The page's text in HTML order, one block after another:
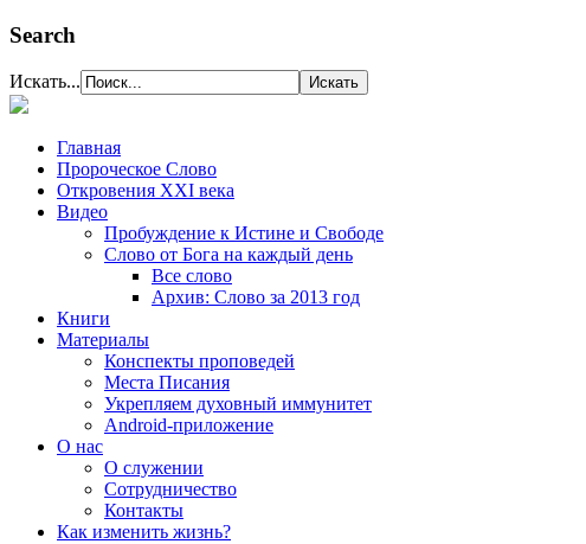
Search
Искать...
Главная
Пророческое Слово
Откровения ХХІ века
Видео
Пробуждение к Истине и Свободе
Слово от Бога на каждый день
Все слово
Архив: Слово за 2013 год
Книги
Материалы
Конспекты проповедей
Места Писания
Укрепляем духовный иммунитет
Android-приложение
О нас
О служении
Сотрудничество
Контакты
Как изменить жизнь?